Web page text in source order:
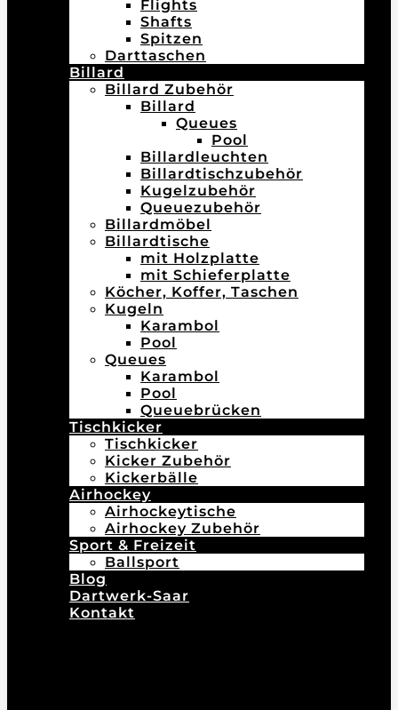
Flights
Shafts
Spitzen
Darttaschen
Billard
Billard Zubehör
Billard
Queues
Pool
Billardleuchten
Billardtischzubehör
Kugelzubehör
Queuezubehör
Billardmöbel
Billardtische
mit Holzplatte
mit Schieferplatte
Köcher, Koffer, Taschen
Kugeln
Karambol
Pool
Queues
Karambol
Pool
Queuebrücken
Tischkicker
Tischkicker
Kicker Zubehör
Kickerbälle
Airhockey
Airhockeytische
Airhockey Zubehör
Sport & Freizeit
Ballsport
Blog
Dartwerk-Saar
Kontakt